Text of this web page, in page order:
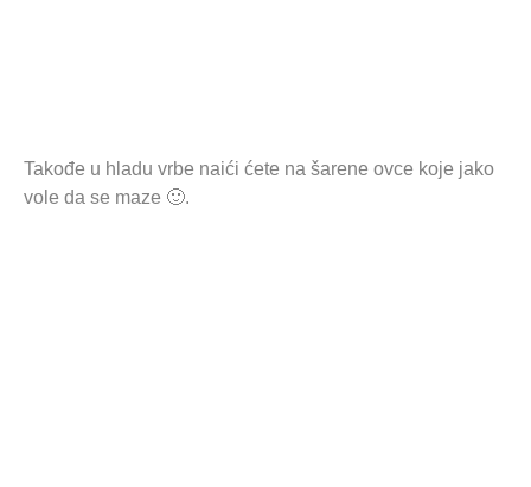
Takođe u hladu vrbe naići ćete na šarene ovce koje jako
vole da se maze 🙂.